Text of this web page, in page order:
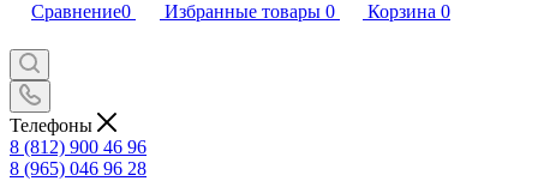
Сравнение0 Избранные товары 0 Корзина 0
Телефоны
8 (812) 900 46 96
8 (965) 046 96 28